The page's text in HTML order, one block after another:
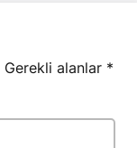
Gerekli alanlar *